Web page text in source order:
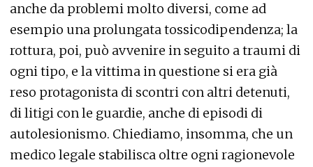
anche da problemi molto diversi, come ad
esempio una prolungata tossicodipendenza; la
rottura, poi, può avvenire in seguito a traumi di
ogni tipo, e la vittima in questione si era già
reso protagonista di scontri con altri detenuti,
di litigi con le guardie, anche di episodi di
autolesionismo. Chiediamo, insomma, che un
medico legale stabilisca oltre ogni ragionevole